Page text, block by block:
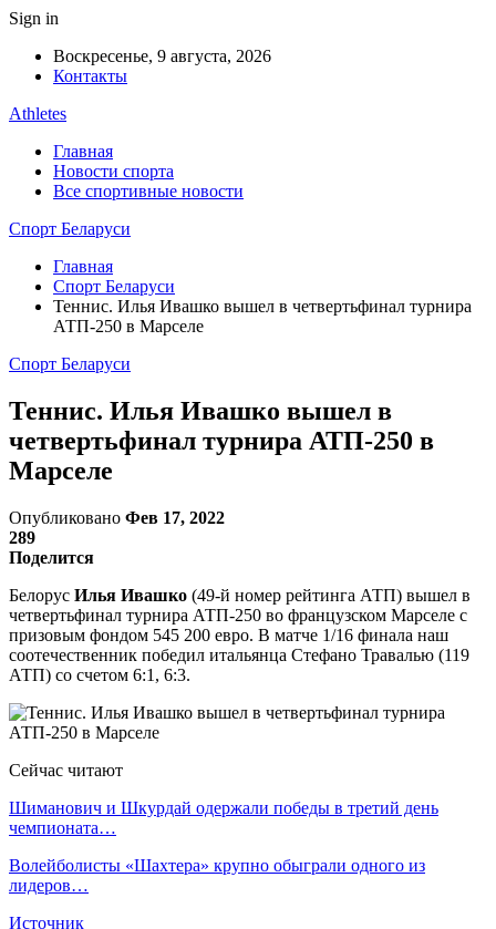
Sign in
Воскресенье, 9 августа, 2026
Контакты
Athletes
Главная
Новости спорта
Все спортивные новости
Спорт Беларуси
Главная
Спорт Беларуси
Теннис. Илья Ивашко вышел в четвертьфинал турнира
АТП-250 в Марселе
Спорт Беларуси
Теннис. Илья Ивашко вышел в
четвертьфинал турнира АТП-250 в
Марселе
Опубликовано Фев 17, 2022
289
Поделится
Белорус Илья Ивашко (49-й номер рейтинга АТП) вышел в
четвертьфинал турнира АТП-250 во французском Марселе с
призовым фондом 545 200 евро. В матче 1/16 финала наш
соотечественник победил итальянца Стефано Травалью (119
АТП) со счетом 6:1, 6:3.
Сейчас читают
Шиманович и Шкурдай одержали победы в третий день
чемпионата…
Волейболисты «Шахтера» крупно обыграли одного из
лидеров…
Источник